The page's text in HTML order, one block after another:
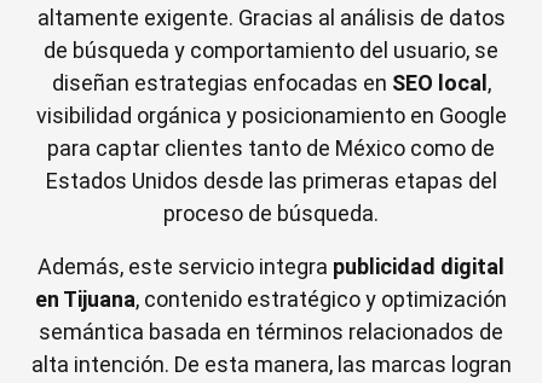
altamente exigente. Gracias al análisis de datos
de búsqueda y comportamiento del usuario, se
diseñan estrategias enfocadas en SEO local ,
visibilidad orgánica y posicionamiento en Google
para captar clientes tanto de México como de
Estados Unidos desde las primeras etapas del
proceso de búsqueda.
Además, este servicio integra publicidad digital
en Tijuana, contenido estratégico y optimización
semántica basada en términos relacionados de
alta intención. De esta manera, las marcas logran